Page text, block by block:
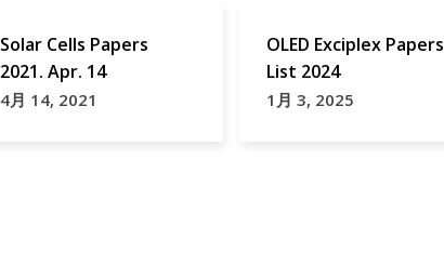
Solar Cells Papers
2021. Apr. 14
4月 14, 2021
OLED Exciplex Papers
List 2024
1月 3, 2025